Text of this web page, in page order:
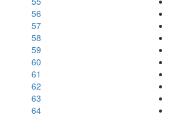
56
57
58
59
60
61
62
63
64